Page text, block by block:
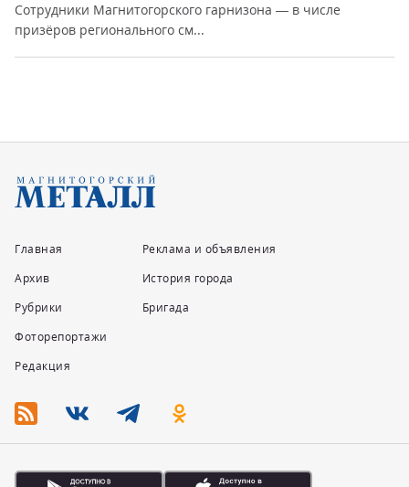
Сотрудники Магнитогорского гарнизона — в числе
призёров регионального см...
Главная
Архив
Рубрики
Фоторепортажи
Редакция
Реклама и объявления
История города
Бригада